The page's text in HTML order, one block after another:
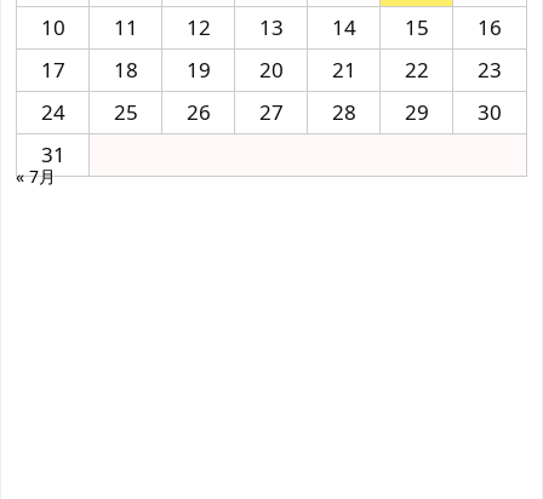
10
11 12 13 14 15
16
17
18 19 20 21 22
23
24
25 26 27 28 29
30
31
« 7月